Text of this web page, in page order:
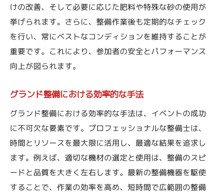
けの改善、そして必要に応じた肥料や特殊な砂の使用が
挙げられます。さらに、整備作業後も定期的なチェック
を行い、常にベストなコンディションを維持することが
重要です。これにより、参加者の安全とパフォーマンス
向上が図られます。
グランド整備における効率的な手法
グランド整備における効率的な手法は、イベントの成功
に不可欠な要素です。プロフェッショナルな整備士は、
時間とリソースを最大限に活用し、最適な結果を追求し
ます。例えば、適切な機材の選定と使用は、整備のスピ
ードと品質を大きく左右します。最新の整備機器を駆使
することで、作業の効率を高め、短時間で広範囲の整備